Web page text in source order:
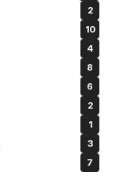
2
10
4
8
6
2
1
3
7